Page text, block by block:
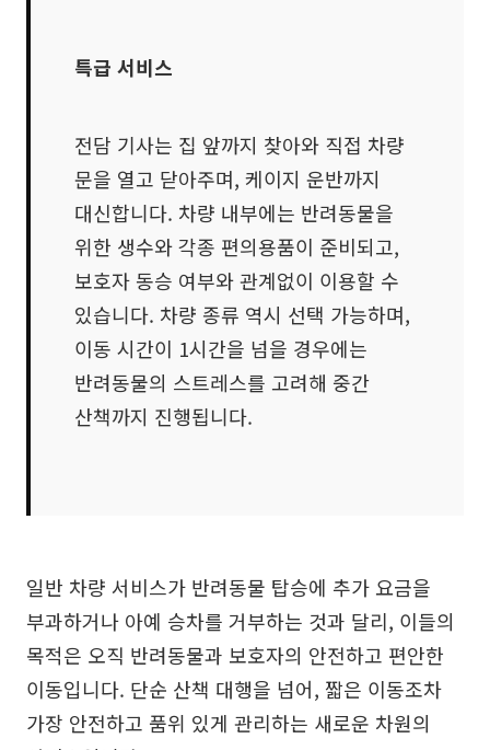
특급 서비스
전담 기사는 집 앞까지 찾아와 직접 차량
문을 열고 닫아주며, 케이지 운반까지
대신합니다. 차량 내부에는 반려동물을
위한 생수와 각종 편의용품이 준비되고,
보호자 동승 여부와 관계없이 이용할 수
있습니다. 차량 종류 역시 선택 가능하며,
이동 시간이 1시간을 넘을 경우에는
반려동물의 스트레스를 고려해 중간
산책까지 진행됩니다.
일반 차량 서비스가 반려동물 탑승에 추가 요금을
부과하거나 아예 승차를 거부하는 것과 달리, 이들의
목적은 오직 반려동물과 보호자의 안전하고 편안한
이동입니다. 단순 산책 대행을 넘어, 짧은 이동조차
가장 안전하고 품위 있게 관리하는 새로운 차원의